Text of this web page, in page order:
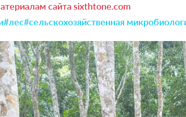
сайта sixthtone.com
#лес#сельскохозяйственная